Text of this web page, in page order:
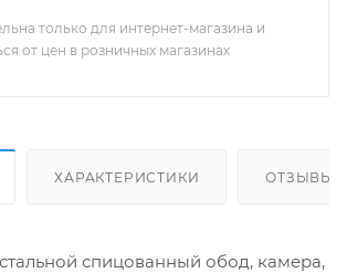
только для интернет-магазина и
от цен в розничных магазинах
ХАРАКТЕРИСТИКИ ОТЗЫВЫ
спицованный обод, камера,